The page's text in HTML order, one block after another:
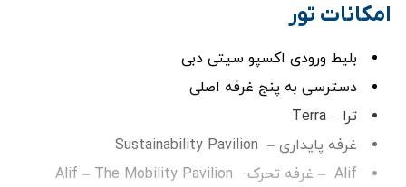
امکانات تور
بلیط ورودی اکسپو سیتی دبی
دسترسی به پنج غرفه اصلی
ترا – Terra
غرفه پایداری – Sustainability Pavilion
Alif – غرفه تحرک- Alif – The Mobility Pavilion